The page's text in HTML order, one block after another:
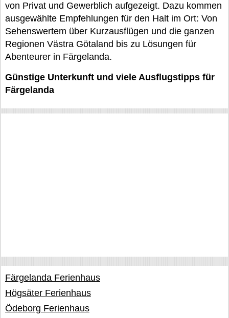
von Privat und Gewerblich aufgezeigt. Dazu kommen
ausgewählte Empfehlungen für den Halt im Ort: Von
Sehenswertem über Kurzausflügen und die ganzen
Regionen Västra Götaland bis zu Lösungen für
Abenteurer in Färgelanda.
Günstige Unterkunft und viele Ausflugstipps für
Färgelanda
Färgelanda Ferienhaus
Högsäter Ferienhaus
Ödeborg Ferienhaus